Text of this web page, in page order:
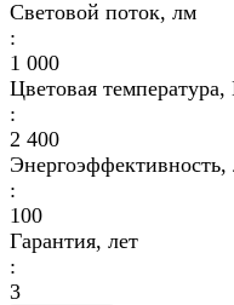
Световой поток, лм
:
1 000
Цветовая температура,
:
2 400
:
100
Гарантия, лет
:
3